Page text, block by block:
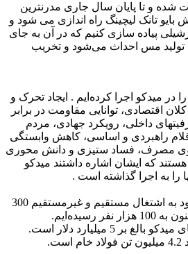
شده و تا پایان سال جاری مدرنترین
تانک لیچینگ راه اندازی می شود و
پیاده سازی کنیم که در آن به جای
تولید مس احداث می‌شود و تخریب
را در میدکو اجرا کرده‌ایم . ایجاد تحرک و
اقتصادی، توانایی مقاومت در برابر
داخلی، رویکرد جهادی، مردم
راهبردی و اساسی، کاهش وابستگی
مصرف، فساد ستیزی و دانش محوری
هستند که ایشان اشاره داشتند میدکو
را به اجرا گذاشته است .
قرار است در چشم‌انداز خود به اشتغال مستقیم و غیرمستقیم 300
ارزش کل سرمایه‌گذاری‌های میدکو بالغ بر 5 میلیارد دلار است.